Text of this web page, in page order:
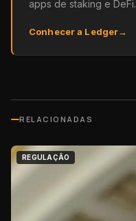
apps de staking e DeFi.
Conhecer a Ledger→
RELACIONADAS
REGULAÇÃO